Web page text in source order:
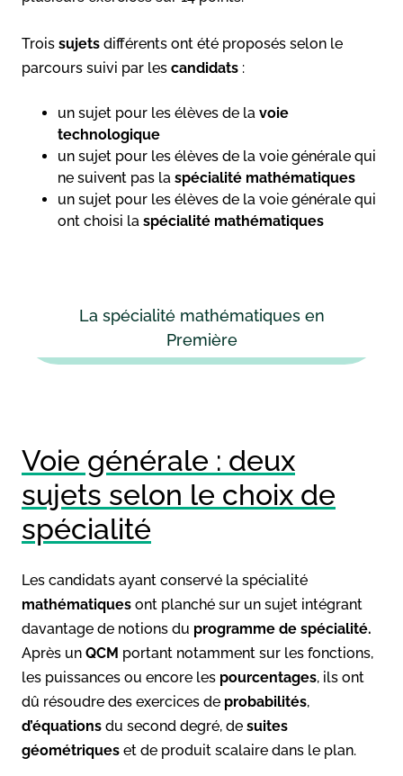
Trois sujets différents ont été proposés selon le
parcours suivi par les candidats :
un sujet pour les élèves de la voie
technologique
un sujet pour les élèves de la voie générale qui
ne suivent pas la spécialité mathématiques
un sujet pour les élèves de la voie générale qui
ont choisi la spécialité mathématiques
La spécialité mathématiques en
Première
Voie générale : deux
sujets selon le choix de
spécialité
Les candidats ayant conservé la spécialité
mathématiques ont planché sur un sujet intégrant
davantage de notions du programme de spécialité.
Après un QCM portant notamment sur les fonctions,
les puissances ou encore les pourcentages, ils ont
dû résoudre des exercices de probabilités,
d’équations du second degré, de suites
géométriques et de produit scalaire dans le plan.